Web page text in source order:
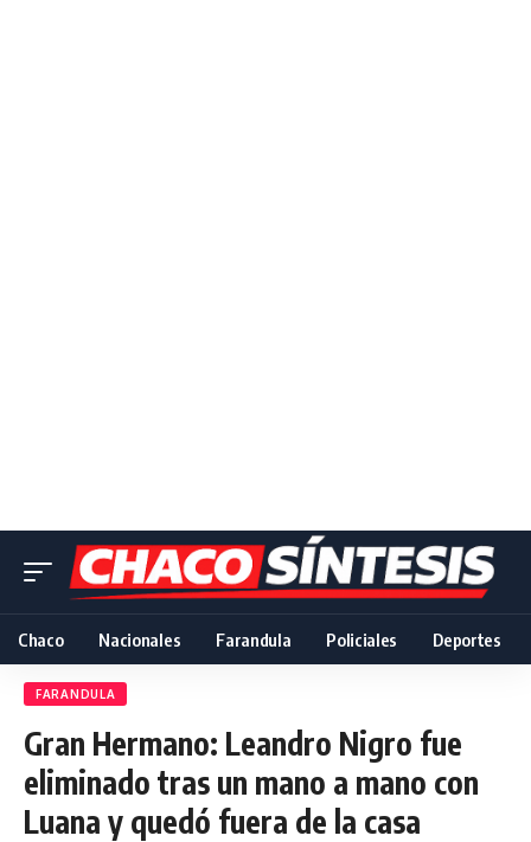
Chaco Nacionales Farandula Policiales Deportes
FARANDULA
Gran Hermano: Leandro Nigro fue
eliminado tras un mano a mano con
Luana y quedó fuera de la casa